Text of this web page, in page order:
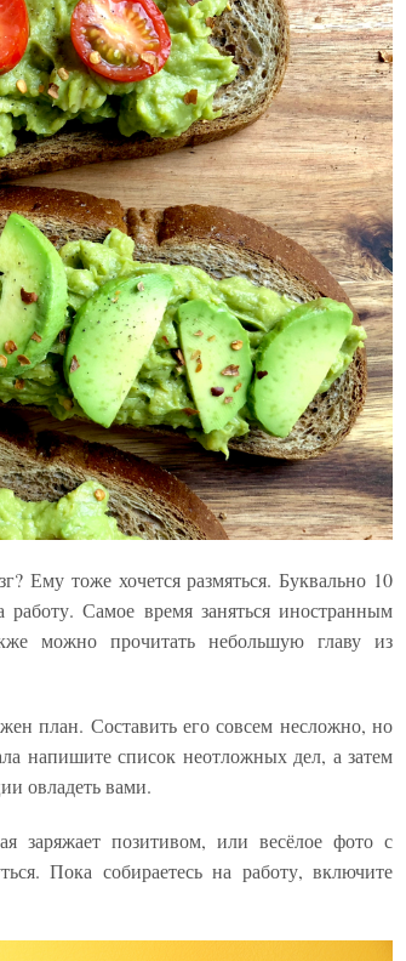
Ему тоже хочется размяться. Буквально 10
Самое время заняться иностранным
можно прочитать небольшую главу из
план. Составить его совсем несложно, но
напишите список неотложных дел, а затем
овладеть вами.
заряжает позитивом, или весёлое фото с
Пока собираетесь на работу, включите